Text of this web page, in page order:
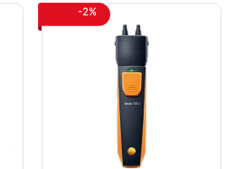
-2%